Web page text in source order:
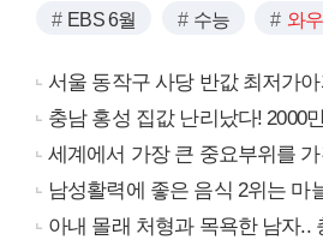
EBS 6월 수능 와
서울 동작구 사당 반값 최저가
충남 홍성 집값 난리났다! 2000
세계에서 가장 큰 중요부위를
남성활력에 좋은 음식 2위는 마
아내 몰래 처형과 목욕한 남자..